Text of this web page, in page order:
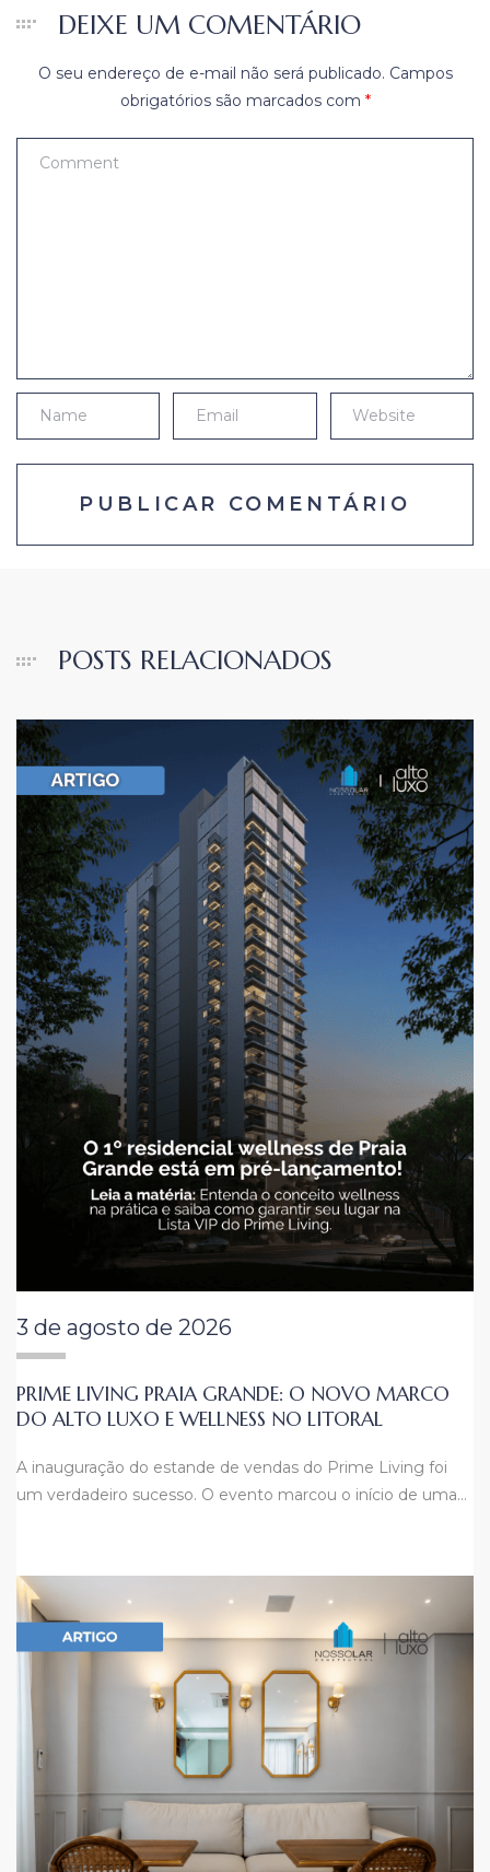
DEIXE UM COMENTÁRIO
O seu endereço de e-mail não será publicado. Campos
obrigatórios são marcados com *
POSTS RELACIONADOS
3 de agosto de 2026
PRIME LIVING PRAIA GRANDE: O NOVO MARCO
DO ALTO LUXO E WELLNESS NO LITORAL
A inauguração do estande de vendas do Prime Living foi
um verdadeiro sucesso. O evento marcou o início de uma…